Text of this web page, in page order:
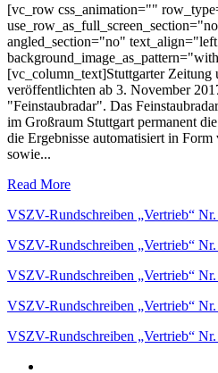
[vc_row css_animation=""
angled_section="no"
[vc_column_text]Stuttgarter Zeitung
veröffentlichten ab 3. November
"Feinstaubradar". Das
im Großraum Stuttgart permanent
die Ergebnisse automatisiert in
sowie...
Read More
VSZV-Rundschreiben „Vertrieb“
VSZV-Rundschreiben „Vertrieb“
VSZV-Rundschreiben „Vertrieb“
VSZV-Rundschreiben „Vertrieb“
VSZV-Rundschreiben „Vertrieb“